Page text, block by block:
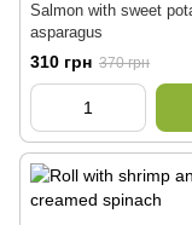
Salmon with sweet
asparagus
310 грн 370 грн